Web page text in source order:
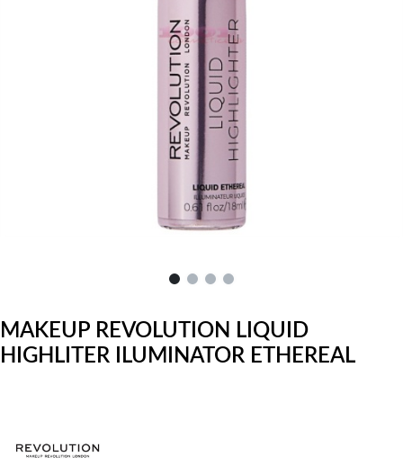
MAKEUP REVOLUTION LIQUID
HIGHLITER ILUMINATOR ETHEREAL